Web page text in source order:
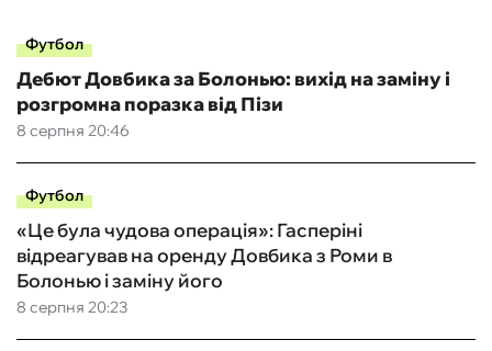
Футбол
8 серпня 20:46
Дебют Довбика за Болонью: вихід на заміну і
розгромна поразка від Пізи
Футбол
8 серпня 20:23
«Це була чудова операція»: Гасперіні
відреагував на оренду Довбика з Роми в
Болонью і заміну його